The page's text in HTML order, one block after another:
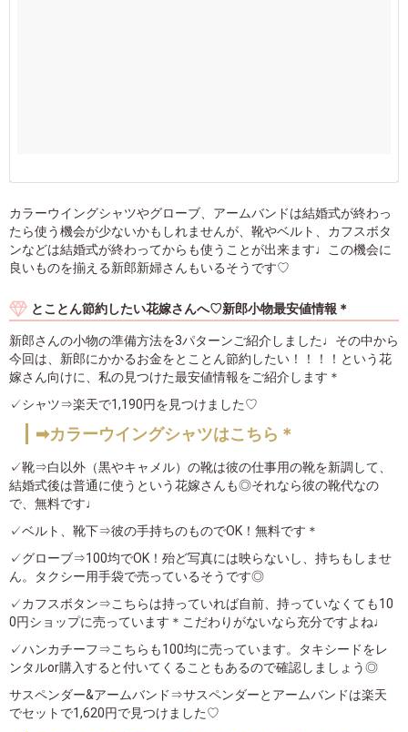
カラーウイングシャツやグローブ、アームバンドは結婚式が終わっ
たら使う機会が少ないかもしれませんが、靴やベルト、カフスボタ
ンなどは結婚式が終わってからも使うことが出来ます♩この機会に
良いものを揃える新郎新婦さんもいるそうです♡
とことん節約したい花嫁さんへ♡新郎小物最安値情報＊
新郎さんの小物の準備方法を3パターンご紹介しました♩その中から
今回は、新郎にかかるお金をとことん節約したい！！！！という花
嫁さん向けに、私の見つけた最安値情報をご紹介します＊
✓シャツ⇒楽天で1,190円を見つけました♡
➡カラーウイングシャツはこちら＊
✓靴⇒白以外（黒やキャメル）の靴は彼の仕事用の靴を新調して、
結婚式後は普通に使うという花嫁さんも◎それなら彼の靴代なの
で、無料です♩
✓ベルト、靴下⇒彼の手持ちのものでOK！無料です＊
✓グローブ⇒100均でOK！殆ど写真には映らないし、持ちもしませ
ん。タクシー用手袋で売っているそうです◎
✓カフスボタン⇒こちらは持っていれば自前、持っていなくても10
0円ショップに売っています＊こだわりがないなら充分ですよね♩
✓ハンカチーフ⇒こちらも100均に売っています。タキシードをレ
ンタルor購入すると付いてくることもあるので確認しましょう◎
サスペンダー&アームバンド⇒サスペンダーとアームバンドは楽天
でセットで1,620円で見つけました♡